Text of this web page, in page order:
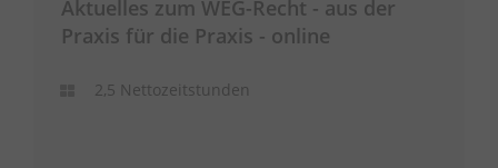
Mitarbeiter-Seminare
Aktuelles zum WEG-Recht - aus der
Praxis für die Praxis - online
2,5 Nettozeitstunden